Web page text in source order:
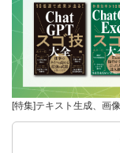
[特集]テキスト生成、画